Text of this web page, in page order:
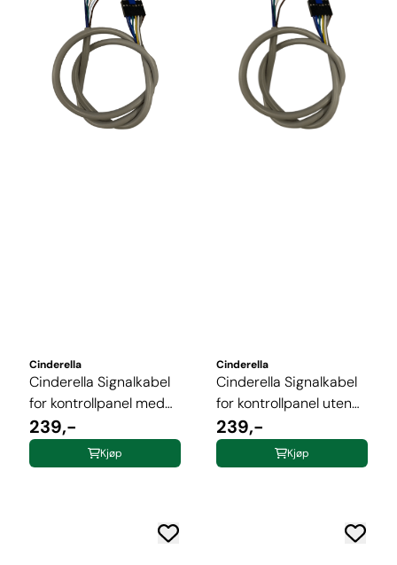
Cinderella
Cinderella Signalkabel
for kontrollpanel med
grå ...
239,-
Kjøp
Cinderella
Cinderella Signalkabel
for kontrollpanel uten
grå ...
239,-
Kjøp